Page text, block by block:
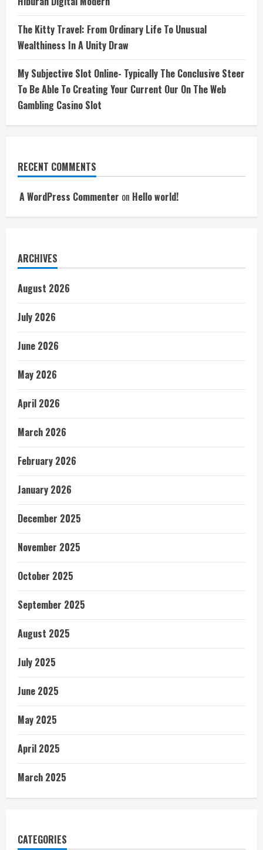
The Kitty Travel: From Ordinary Life To Unusual
Wealthiness In A Unity Draw
My Subjective Slot Online- Typically The Conclusive Steer
To Be Able To Creating Your Current Our On The Web
Gambling Casino Slot
RECENT COMMENTS
A WordPress Commenter on Hello world!
ARCHIVES
August 2026
July 2026
June 2026
May 2026
April 2026
March 2026
February 2026
January 2026
December 2025
November 2025
October 2025
September 2025
August 2025
July 2025
June 2025
May 2025
April 2025
March 2025
CATEGORIES